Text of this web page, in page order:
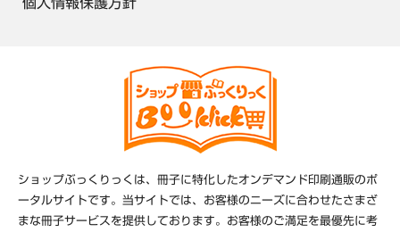
ショップぶっくりっくは、冊子に特化したオンデマンド印刷通販のポ
ータルサイトです。当サイトでは、お客様のニーズに合わせたさまざ
まな冊子サービスを提供しております。お客様のご満足を最優先に考